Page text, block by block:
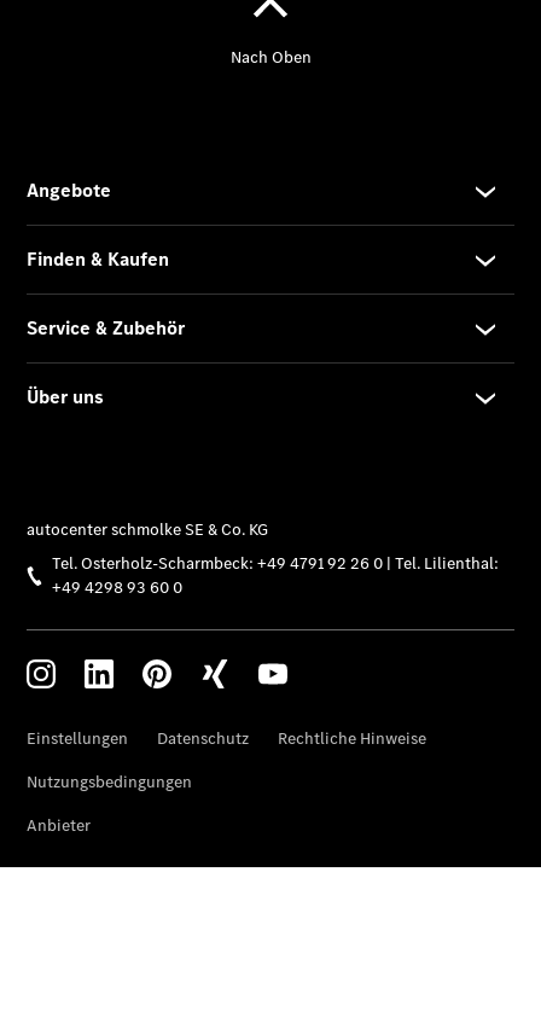
Kompletträder
Reifen- und
Transporter-
Übersicht
Unfallreparaturen
Entsorgung
Reparatur
Mobile